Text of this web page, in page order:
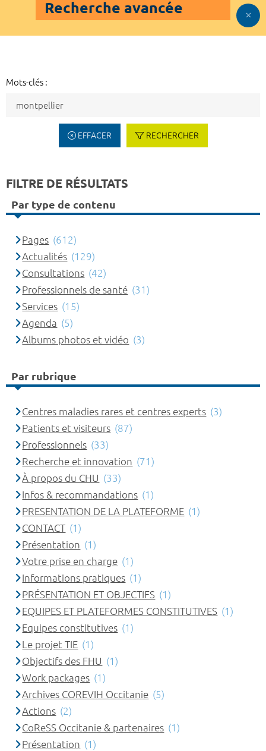
Recherche avancée
Mots-clés :
EFFACER RECHERCHER
FILTRE DE RÉSULTATS
Par type de contenu
Pages (612)
Actualités (129)
Consultations (42)
Professionnels de santé (31)
Services (15)
Agenda (5)
Albums photos et vidéo (3)
Par rubrique
Centres maladies rares et centres experts (3)
Patients et visiteurs (87)
Professionnels (33)
Recherche et innovation (71)
À propos du CHU (33)
Infos & recommandations (1)
PRESENTATION DE LA PLATEFORME (1)
CONTACT (1)
Présentation (1)
Votre prise en charge (1)
Informations pratiques (1)
PRÉSENTATION ET OBJECTIFS (1)
EQUIPES ET PLATEFORMES CONSTITUTIVES (1)
Equipes constitutives (1)
Le projet TIE (1)
Objectifs des FHU (1)
Work packages (1)
Archives COREVIH Occitanie (5)
Actions (2)
CoReSS Occitanie & partenaires (1)
Présentation (1)